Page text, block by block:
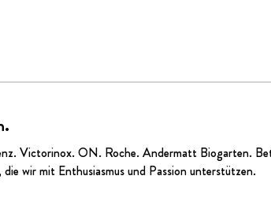
. Victorinox. ON. Roche. Andermatt Biogarten.
wir mit Enthusiasmus und Passion unterstützen.